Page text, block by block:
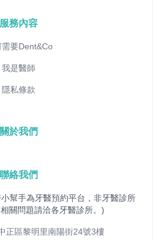
服務內容
需要Dent&Co
我是醫師
隱私條款
關於我們
聯絡我們
幫手為牙醫預約平台，非牙醫診所
關問題請洽各牙醫診所。)
正區黎明里南陽街24號3樓